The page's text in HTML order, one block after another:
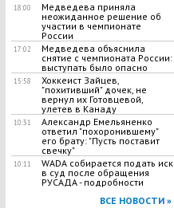
18:00
Медведева приняла
неожиданное решение об
участии в чемпионате
России
17:02
Медведева объяснила
снятие с чемпионата России:
выступать было опасно
15:58
Хоккеист Зайцев,
"похитивший" дочек, не
вернул их Готовцевой,
улетев в Канаду
10:31
​Александр Емельяненко
ответил "похоронившему"
его брату: "Пусть поставит
свечку"
10:11
WADA собирается подать иск
в суд после обращения
РУСАДА - подробности
ВСЕ НОВОСТИ »